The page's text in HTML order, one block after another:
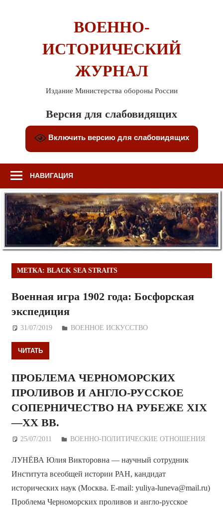
ВОЕННО-
ИСТОРИЧЕСКИЙ
ЖУРНАЛ
Издание Министерства обороны России
Версия для слабовидящих
Включить версию для слабовидящих
НАВИГАЦИЯ
МЕТКА: BLACK SEA STRAITS
Военная игра 1902 года: Босфорская
экспедиция
31/07/2019 Дежурный по Редакции
ВОЕННОЕ ИСКУССТВО
ЧИТАТЬ
ПРОБЛЕМА ЧЕРНОМОРСКИХ
ПРОЛИВОВ И АНГЛО-РУССКОЕ
СОПЕРНИЧЕСТВО НА РУБЕЖЕ XIX
—ХХ ВВ.
25/07/2011 Дежурный по Редакции
ВОЕННО-ПОЛИТИЧЕСКИE ОТНОШЕНИЯ
ЛУНЁВА Юлия Викторовна — научный сотрудник
Института всеобщей истории РАН, кандидат
исторических наук (Москва. E-mail: yuliya-luneva@mail.ru)
Проблема Черноморских проливов и англо-русское